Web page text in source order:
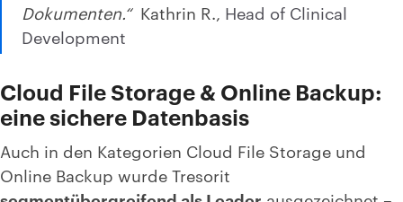
Dokumenten.“ Kathrin R., Head of Clinical
Development
Cloud File Storage & Online Backup:
eine sichere Datenbasis
Auch in den Kategorien Cloud File Storage und
Online Backup wurde Tresorit